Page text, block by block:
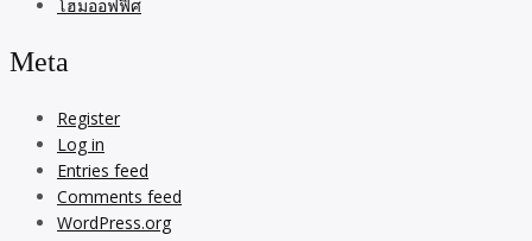
โฮมออฟฟิศ
Meta
Register
Log in
Entries feed
Comments feed
WordPress.org